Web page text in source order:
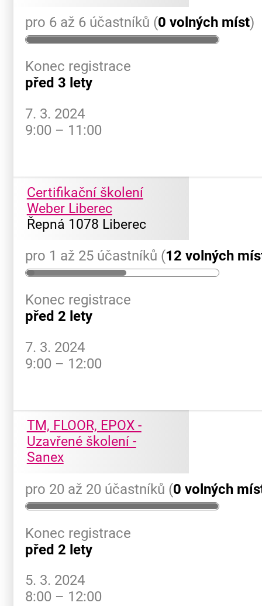
pro 6 až 6 účastníků (0 volných míst)
Konec registrace
před 3 lety
7. 3. 2024
9:00 – 11:00
Certifikační školení
Weber Liberec
Řepná 1078 Liberec
pro 1 až 25 účastníků (12 volných
Konec registrace
před 2 lety
7. 3. 2024
9:00 – 12:00
TM, FLOOR, EPOX -
Uzavřené školení -
Sanex
pro 20 až 20 účastníků (0 volných
Konec registrace
před 2 lety
5. 3. 2024
8:00 – 12:00